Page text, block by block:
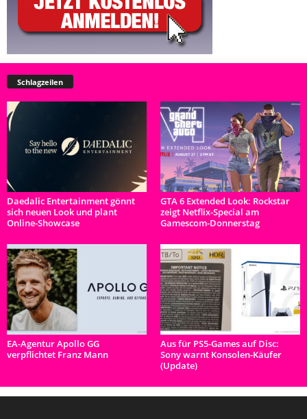
Schlagzeilen
Daedalic Entertainment gönnt
sich neuen Look und plant
Online-Showcase
GTA 6 Extended Look: Rockstar
zeigt Netflix-Special am
Gamescom-Donnerstag
EA-Agentur Apollo GG
verpflichtet Franz Mann
Aus für PS5-Games auf Disc:
Sony warnt Konsolen-Käufer
(Update)